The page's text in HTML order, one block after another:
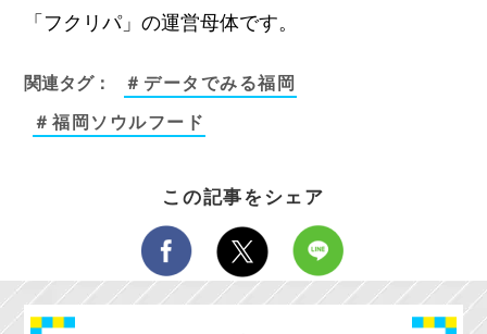
「フクリパ」の運営母体です。
関連タグ： ＃データでみる福岡
＃福岡ソウルフード
この記事をシェア